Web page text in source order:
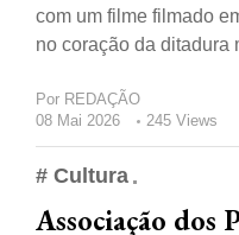
com um filme filmado
no coração da
Por REDAÇÃO
08 Mai 2026
245 Views
# Cultura
Associação dos